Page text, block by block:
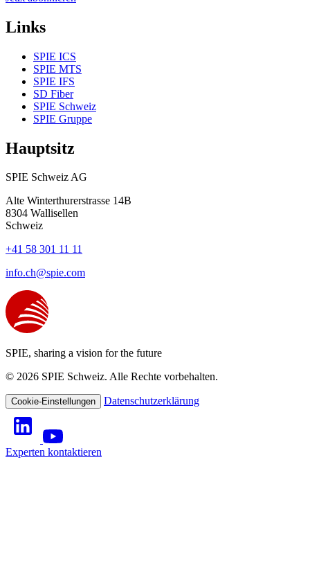
Links
SPIE ICS
SPIE MTS
SPIE IFS
SD Fiber
SPIE Schweiz
SPIE Gruppe
Hauptsitz
SPIE Schweiz AG
Alte Winterthurerstrasse 14B
8304 Wallisellen
Schweiz
+41 58 301 11 11
info.ch@spie.com
SPIE, sharing a vision for the future
© 2026 SPIE Schweiz. Alle Rechte vorbehalten.
Cookie-Einstellungen Datenschutzerklärung
Experten kontaktieren